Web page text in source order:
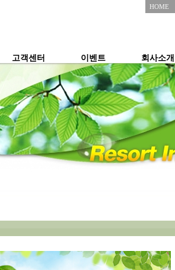
HOME
고객센터 이벤트 회사소개